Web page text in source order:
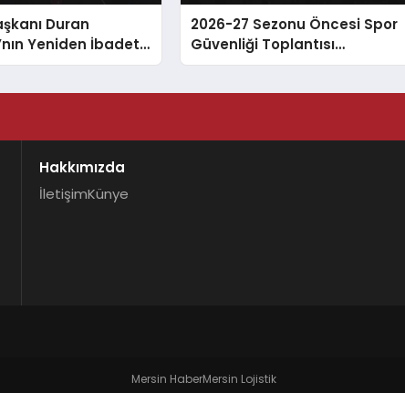
Duran
Yeniden İbadete
Yıldönümünü Kutladı
2026-27 Sezonu Öncesi Spor
Güvenliği Toplantısı
Gerçekleştirildi
Hakkımızda
İletişimKünye
Mersin HaberMersin Lojistik